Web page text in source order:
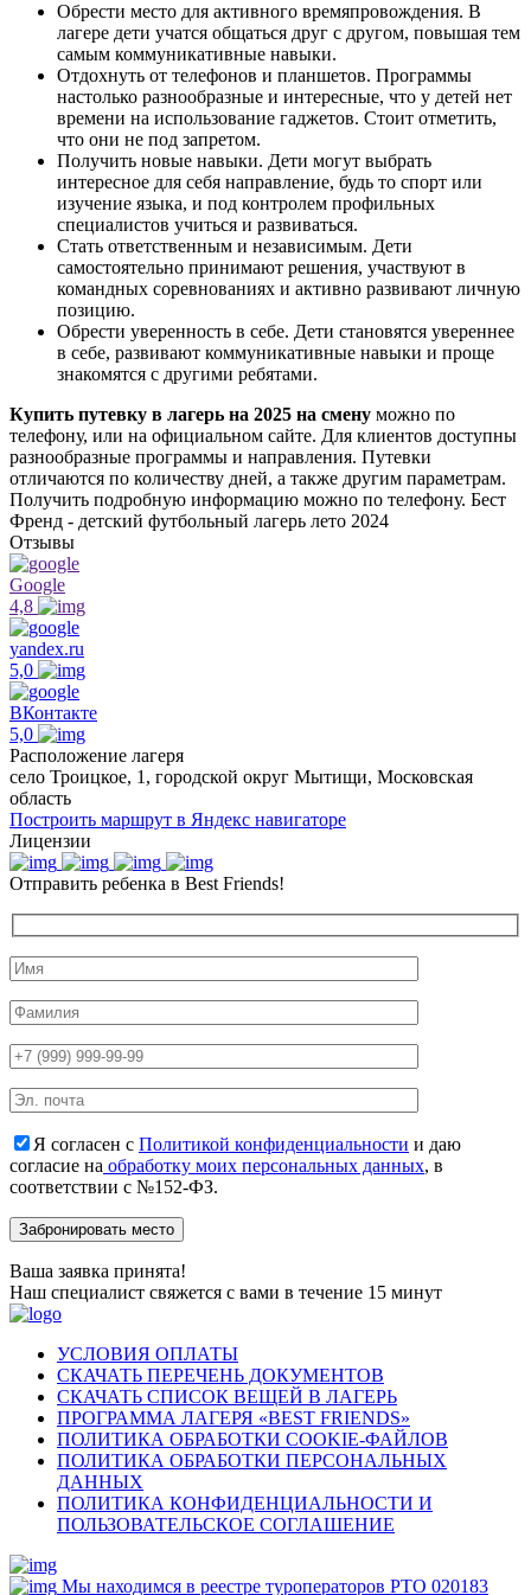
Обрести место для активного времяпровождения. В
лагере дети учатся общаться друг с другом, повышая тем
самым коммуникативные навыки.
Отдохнуть от телефонов и планшетов. Программы
настолько разнообразные и интересные, что у детей нет
времени на использование гаджетов. Стоит отметить,
что они не под запретом.
Получить новые навыки. Дети могут выбрать
интересное для себя направление, будь то спорт или
изучение языка, и под контролем профильных
специалистов учиться и развиваться.
Стать ответственным и независимым. Дети
самостоятельно принимают решения, участвуют в
командных соревнованиях и активно развивают личную
позицию.
Обрести уверенность в себе. Дети становятся увереннее
в себе, развивают коммуникативные навыки и проще
знакомятся с другими ребятами.
Купить путевку в лагерь на 2025 на смену можно по
телефону, или на официальном сайте. Для клиентов доступны
разнообразные программы и направления. Путевки
отличаются по количеству дней, а также другим параметрам.
Получить подробную информацию можно по телефону. Бест
Френд - детский футбольный лагерь лето 2024
Отзывы
Google
4,8
yandex.ru
5,0
ВКонтакте
5,0
Расположение лагеря
село Троицкое, 1, городской округ Мытищи, Московская
область
Построить маршрут в Яндекс навигаторе
Лицензии
Отправить ребенка в Best Friends!
Я согласен с Политикой конфиденциальности и даю
согласие на обработку моих персональных данных, в
соответствии с №152-ФЗ.
Ваша заявка принята!
Наш специалист свяжется с вами в течение 15 минут
УСЛОВИЯ ОПЛАТЫ
СКАЧАТЬ ПЕРЕЧЕНЬ ДОКУМЕНТОВ
СКАЧАТЬ СПИСОК ВЕЩЕЙ В ЛАГЕРЬ
ПРОГРАММА ЛАГЕРЯ «BEST FRIENDS»
ПОЛИТИКА ОБРАБОТКИ COOKIE-ФАЙЛОВ
ПОЛИТИКА ОБРАБОТКИ ПЕРСОНАЛЬНЫХ
ДАННЫХ
ПОЛИТИКА КОНФИДЕНЦИАЛЬНОСТИ И
ПОЛЬЗОВАТЕЛЬСКОЕ СОГЛАШЕНИЕ
Мы находимся в реестре туроператоров РТО 020183